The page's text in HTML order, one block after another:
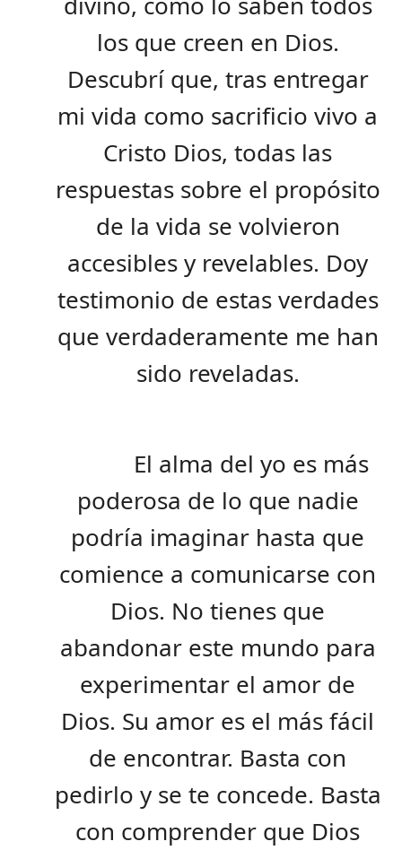
los que creen en Dios.
Descubrí que, tras entregar
mi vida como sacrificio vivo a
Cristo Dios, todas las
respuestas sobre el propósito
de la vida se volvieron
accesibles y revelables. Doy
testimonio de estas verdades
que verdaderamente me han
sido reveladas.
El alma del yo es más
poderosa de lo que nadie
podría imaginar hasta que
comience a comunicarse con
Dios. No tienes que
abandonar este mundo para
experimentar el amor de
Dios. Su amor es el más fácil
de encontrar. Basta con
pedirlo y se te concede. Basta
con comprender que Dios